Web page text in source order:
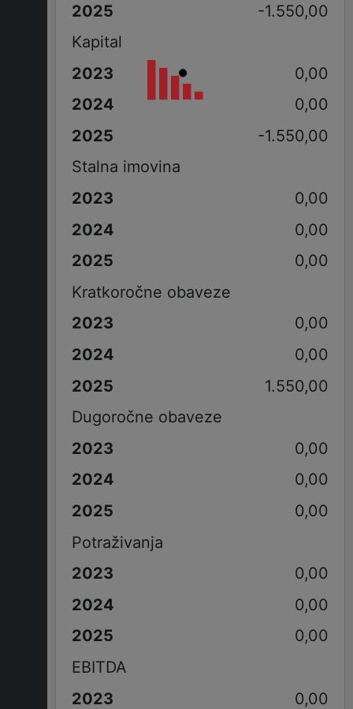
-1.550,00
Kapital
0,00
0,00
-1.550,00
Stalna imovina
0,00
0,00
0,00
Kratkoročne obaveze
0,00
0,00
1.550,00
Dugoročne obaveze
0,00
0,00
0,00
Potraživanja
0,00
0,00
0,00
EBITDA
0,00